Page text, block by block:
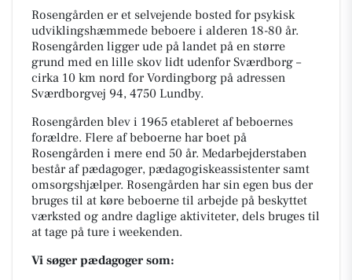
Rosengården er et selvejende bosted for psykisk
udviklingshæmmede beboere i alderen 18-80 år.
Rosengården ligger ude på landet på en større
grund med en lille skov lidt udenfor Sværdborg –
cirka 10 km nord for Vordingborg på adressen
Sværdborgvej 94, 4750 Lundby.
Rosengården blev i 1965 etableret af beboernes
forældre. Flere af beboerne har boet på
Rosengården i mere end 50 år. Medarbejderstaben
består af pædagoger, pædagogiskeassistenter samt
omsorgshjælper. Rosengården har sin egen bus der
bruges til at køre beboerne til arbejde på beskyttet
værksted og andre daglige aktiviteter, dels bruges til
at tage på ture i weekenden.
Vi søger pædagoger som: